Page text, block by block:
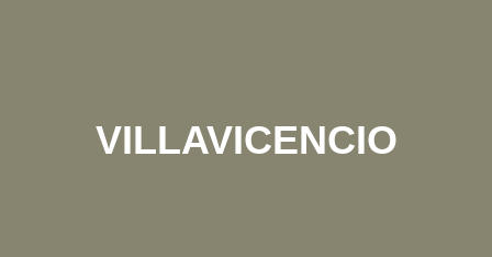
VILLAVICENCIO